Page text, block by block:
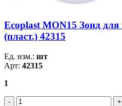
Ecoplast MON15 Зонд
(пласт.) 42315
Ед. изм.: шт
Арт: 42315
1